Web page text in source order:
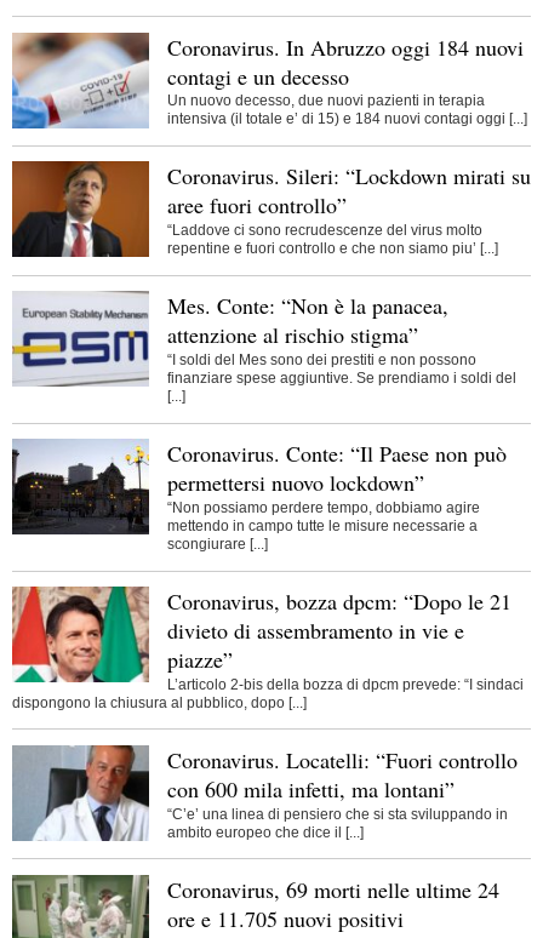
Coronavirus. In Abruzzo oggi 184 nuovi
contagi e un decesso
Un nuovo decesso, due nuovi pazienti in terapia
intensiva (il totale e’ di 15) e 184 nuovi contagi oggi [...]
Coronavirus. Sileri: “Lockdown mirati su
aree fuori controllo”
“Laddove ci sono recrudescenze del virus molto
repentine e fuori controllo e che non siamo piu’ [...]
Mes. Conte: “Non è la panacea,
attenzione al rischio stigma”
“I soldi del Mes sono dei prestiti e non possono
finanziare spese aggiuntive. Se prendiamo i soldi del
[...]
Coronavirus. Conte: “Il Paese non può
permettersi nuovo lockdown”
“Non possiamo perdere tempo, dobbiamo agire
mettendo in campo tutte le misure necessarie a
scongiurare [...]
Coronavirus, bozza dpcm: “Dopo le 21
divieto di assembramento in vie e
piazze”
L’articolo 2-bis della bozza di dpcm prevede: “I sindaci
dispongono la chiusura al pubblico, dopo [...]
Coronavirus. Locatelli: “Fuori controllo
con 600 mila infetti, ma lontani”
“C’e’ una linea di pensiero che si sta sviluppando in
ambito europeo che dice il [...]
Coronavirus, 69 morti nelle ultime 24
ore e 11.705 nuovi positivi